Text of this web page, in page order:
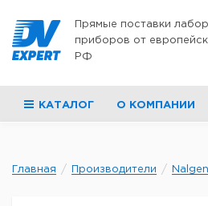
Прямые поставки
приборов от
РФ
КАТАЛОГ О КОМПАНИИ
Главная Производители